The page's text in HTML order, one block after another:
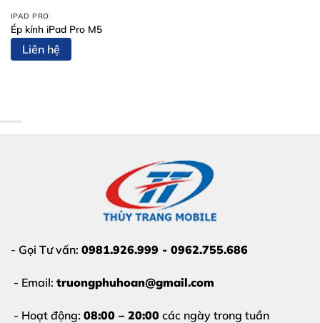
IPAD PRO
Ép kính iPad Pro M5
Liên hệ
- Gọi Tư vấn: 0981.926.999 - 0962.755.686
- Email: truongphuhoan@gmail.com
- Hoạt động: 08:00 – 20:00 các ngày trong tuần